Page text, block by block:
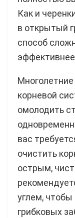
Как и
в открытый
способ
корневой
омолодить
вас
очистить
острым,
углем, чтобы
грибковых